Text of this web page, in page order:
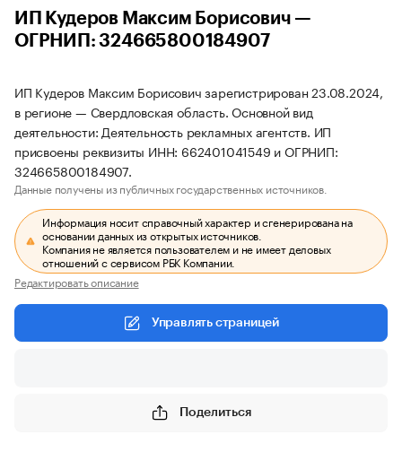
ИП Кудеров Максим Борисович —
ОГРНИП: 324665800184907
ИП Кудеров Максим Борисович зарегистрирован 23.08.2024,
в регионе — Свердловская область. Основной вид
деятельности: Деятельность рекламных агентств. ИП
присвоены реквизиты ИНН: 662401041549 и ОГРНИП:
324665800184907.
Данные получены из публичных государственных источников.
Информация носит справочный характер и сгенерирована на
основании данных из открытых источников.
Компания не является пользователем и не имеет деловых
отношений с сервисом РБК Компании.
Редактировать описание
Управлять страницей
Поделиться